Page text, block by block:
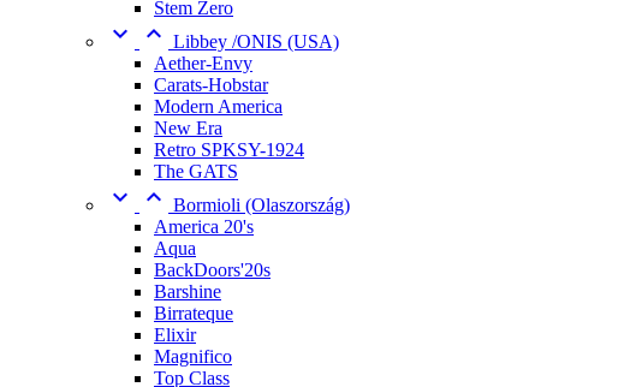
Stem Zero
  Libbey /ONIS (USA)
Aether-Envy
Carats-Hobstar
Modern America
New Era
Retro SPKSY-1924
The GATS
  Bormioli (Olaszország)
America 20's
Aqua
BackDoors'20s
Barshine
Birrateque
Elixir
Magnifico
Top Class